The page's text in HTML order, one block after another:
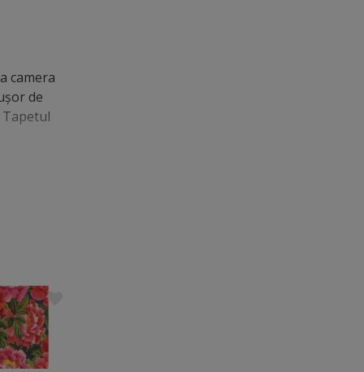
camera
de